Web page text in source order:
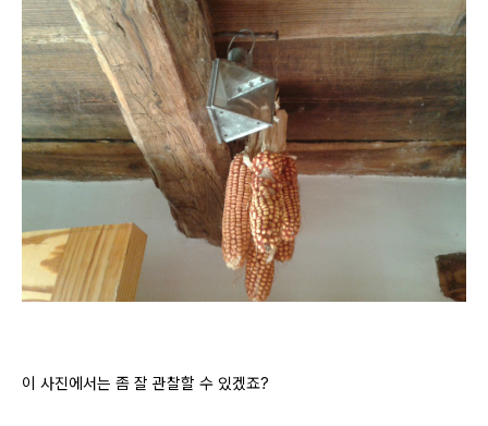
이 사진에서는 좀 잘 관찰할 수 있겠죠?